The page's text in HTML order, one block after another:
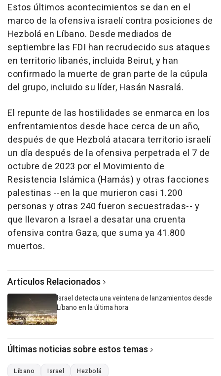
Estos últimos acontecimientos se dan en el
marco de la ofensiva israelí contra posiciones de
Hezbolá en Líbano. Desde mediados de
septiembre las FDI han recrudecido sus ataques
en territorio libanés, incluida Beirut, y han
confirmado la muerte de gran parte de la cúpula
del grupo, incluido su líder, Hasán Nasralá.
El repunte de las hostilidades se enmarca en los
enfrentamientos desde hace cerca de un año,
después de que Hezbolá atacara territorio israelí
un día después de la ofensiva perpetrada el 7 de
octubre de 2023 por el Movimiento de
Resistencia Islámica (Hamás) y otras facciones
palestinas --en la que murieron casi 1.200
personas y otras 240 fueron secuestradas-- y
que llevaron a Israel a desatar una cruenta
ofensiva contra Gaza, que suma ya 41.800
muertos.
Artículos Relacionados
Israel detecta una veintena de lanzamientos desde
Líbano en la última hora
Últimas noticias sobre estos temas
Líbano Israel Hezbolá